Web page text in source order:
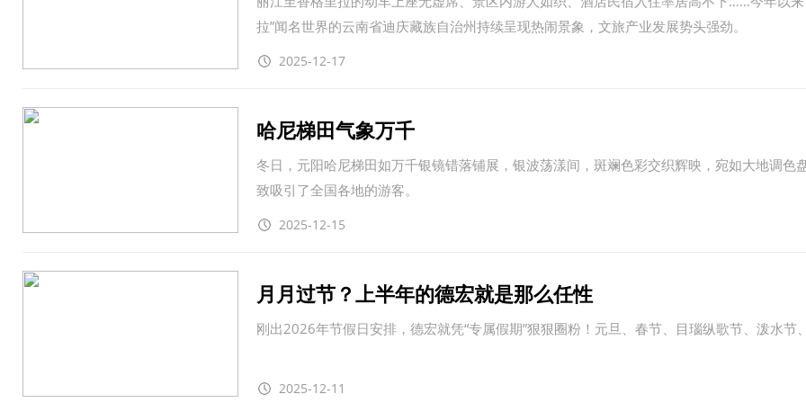
拉”闻名世界的云南省迪庆藏族自治州持续呈现热闹景象，文旅产业发展势头强劲。
2025-12-17
哈尼梯田气象万千
冬日，元阳哈尼梯田如万千银镜错落铺展，银波荡漾间，斑斓色彩交织辉映，宛如大地调色
致吸引了全国各地的游客。
2025-12-15
月月过节？上半年的德宏就是那么任性
刚出2026年节假日安排，德宏就凭“专属假期”狠狠圈粉！元旦、春节、目瑙纵歌节、泼水节
2025-12-11